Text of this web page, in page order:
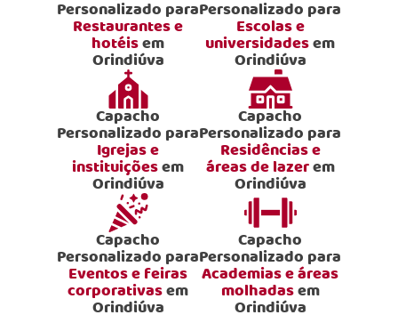
Personalizado para
Restaurantes e
hotéisem
Orindiúva
Personalizado para
Escolas e
universidadesem
Orindiúva
Capacho
Personalizado para
Igrejas e
instituiçõesem
Orindiúva
Capacho
Personalizado para
Residências e
áreas de lazerem
Orindiúva
Capacho
Personalizado para
Eventos e feiras
corporativasem
Orindiúva
Capacho
Personalizado para
Academias e áreas
molhadasem
Orindiúva